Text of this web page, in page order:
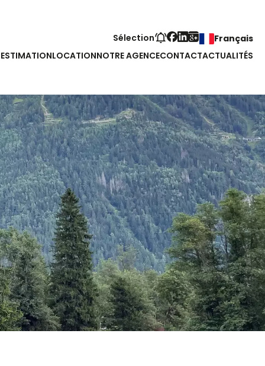
Sélection
Français
ESTIMATIONLOCATIONNOTRE AGENCECONTACTACTUALITÉS